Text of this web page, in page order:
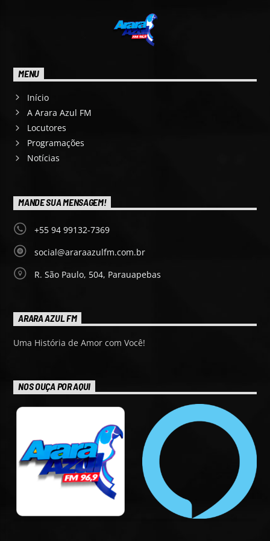
MENU
Início
A Arara Azul FM
Locutores
Programações
Notícias
MANDE SUA MENSAGEM!
+55 94 99132-7369
social@araraazulfm.com.br
R. São Paulo, 504, Parauapebas
ARARA AZUL FM
Uma História de Amor com Você!
NOS OUÇA POR AQUI